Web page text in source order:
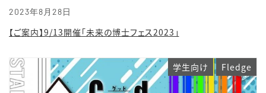
2023年8月28日
【ご案内】9/13開催「未来の博士フェス2023」
学生向け Fledge